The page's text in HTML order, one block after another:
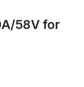
58V for